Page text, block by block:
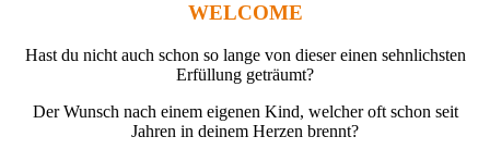
WELCOME
Hast du nicht auch schon so lange von dieser einen sehnlichsten
Erfüllung geträumt?
Der Wunsch nach einem eigenen Kind, welcher oft schon seit
Jahren in deinem Herzen brennt?